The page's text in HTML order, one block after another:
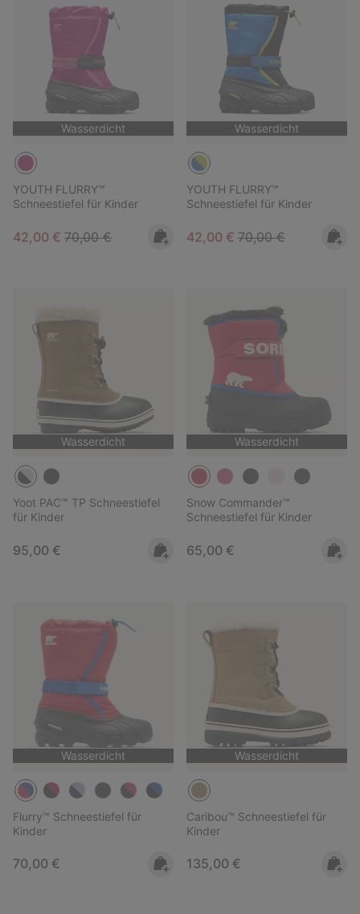
Wasserdicht
YOUTH FLURRY™
Schneestiefel für Kinder
Sale price:
42,00 € Regular price:
70,00 €
Wasserdicht
YOUTH FLURRY™
Schneestiefel für Kinder
Sale price:
42,00 € Regular price:
70,00 €
Wasserdicht
Yoot PAC™ TP Schneestiefel
für Kinder
Regular price:
95,00 €
Wasserdicht
Snow Commander™
Schneestiefel für Kinder
Regular price:
65,00 €
Wasserdicht
Flurry™ Schneestiefel für
Kinder
Regular price:
70,00 €
Wasserdicht
Caribou™ Schneestiefel für
Kinder
Regular price:
135,00 €